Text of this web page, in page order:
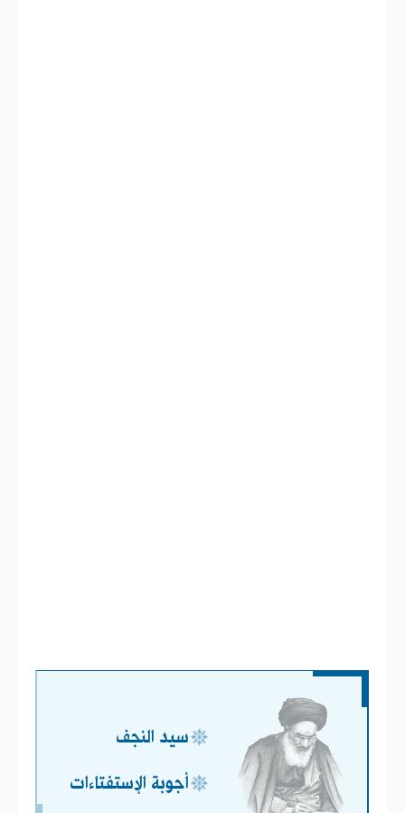
سيد النجف
أجوبة الإستفتاءات